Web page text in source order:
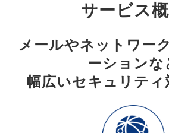
サービス
メールやネットワー
ーションな
幅広いセキュリティ